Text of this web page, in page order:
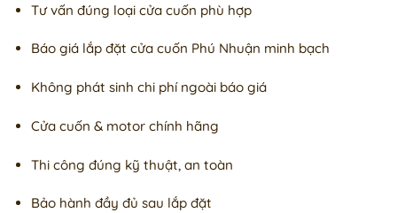
Tư vấn đúng loại cửa cuốn phù hợp
Báo giá lắp đặt cửa cuốn Phú Nhuận minh bạch
Không phát sinh chi phí ngoài báo giá
Cửa cuốn & motor chính hãng
Thi công đúng kỹ thuật, an toàn
Bảo hành đầy đủ sau lắp đặt